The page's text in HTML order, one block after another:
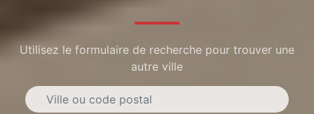
Utilisez le formulaire de recherche pour trouver une
autre ville